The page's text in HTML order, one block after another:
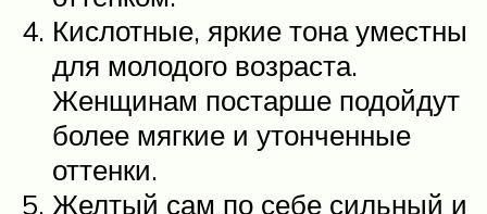
Кислотные, яркие тона уместны
для молодого возраста.
Женщинам постарше подойдут
более мягкие и утонченные
оттенки.
Желтый сам по себе сильный и